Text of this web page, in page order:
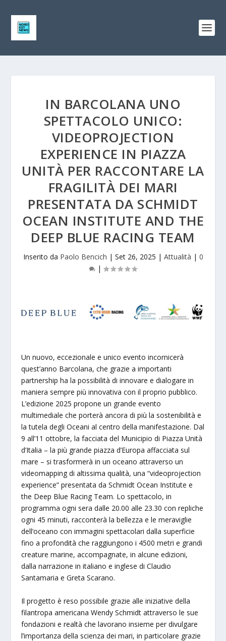
IN BARCOLANA UNO
SPETTACOLO UNICO:
VIDEOPROJECTION
EXPERIENCE IN PIAZZA
UNITÀ PER RACCONTARE LA
FRAGILITÀ DEI MARI
PRESENTATA DA SCHMIDT
OCEAN INSTITUTE AND THE
DEEP BLUE RACING TEAM
Inserito da Paolo Bencich | Set 26, 2025 | Attualità | 0
|
Un nuovo, eccezionale e unico evento incornicerà
quest’anno Barcolana, che grazie a importanti
partnership ha la possibilità di innovare e dialogare in
maniera sempre più innovativa con il proprio pubblico.
L’edizione 2025 propone un grande evento
multimediale che porterà ancora di più la sostenibilità e
la tutela degli Oceani al centro della manifestazione. Dal
9 all’11 ottobre, la facciata del Municipio di Piazza Unità
d’Italia – la più grande piazza d’Europa affacciata sul
mare – si trasformerà in un oceano attraverso un
videomapping di altissima qualità, una “videoprojection
experience” presentata da Schmidt Ocean Institute e
the Deep Blue Racing Team. Lo spettacolo, in
programma ogni sera dalle 20.00 alle 23.30 con repliche
ogni 45 minuti, racconterà la bellezza e le meraviglie
dell’oceano con immagini spettacolari dalla superficie
fino a profondità che raggiungono i 4500 metri e grandi
creature marine, accompagnate, in alcune edizioni,
dalla narrazione in italiano e inglese di Claudio
Santamaria e Greta Scarano.
Il progetto è reso possibile grazie alle iniziative della
filantropa americana Wendy Schmidt attraverso le sue
fondazioni e realtà che lavorano insieme per divulgare
l’importanza della scienza dei mari, in particolare grazie